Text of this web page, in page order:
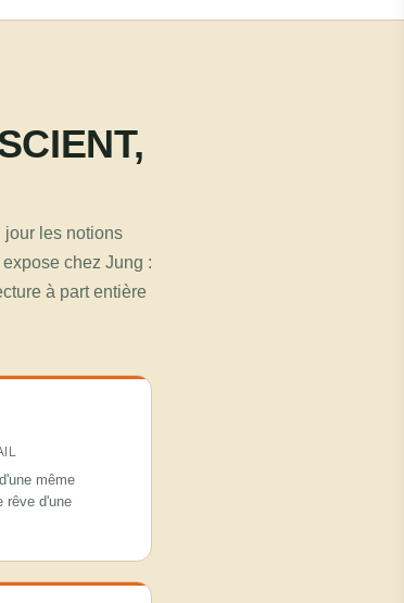
jour les notions
chez Jung :
à part entière
même
rêve d'une